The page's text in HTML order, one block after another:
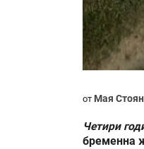
от Мая
Четири
бременна